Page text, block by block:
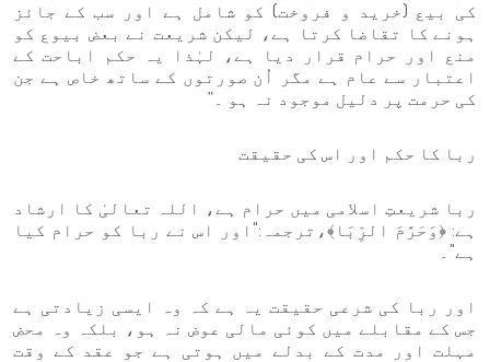
کی بیع (خرید و فروخت) کو شامل ہے اور سب کے جائز
ہونے کا تقاضا کرتا ہے، لیکن شریعت نے بعض بیوع کو
منع اور حرام قرار دیا ہے، لہٰذا یہ حکم اباحت کے
اعتبار سے عام ہے مگر اُن صورتوں کے ساتھ خاص ہے جن
کی حرمت پر دلیل موجود نہ ہو ۔”
ربا کا حکم اور اس کی حقیقت
ربا شریعتِ اسلامی میں حرام ہے، اللہ تعالیٰ کا ارشاد
ہے: ﴿وَحَرَّمَ الرِّبَا﴾،ترجمہ:"اور اس نے ربا کو حرام کیا
ہے"۔
اور ربا کی شرعی حقیقت یہ ہے کہ وہ ایسی زیادتی ہے
جس کے مقابلے میں کوئی مالی عوض نہ ہو، بلکہ وہ محض
مہلت اور مدت کے بدلے میں ہوتی ہے جو عقد کے وقت